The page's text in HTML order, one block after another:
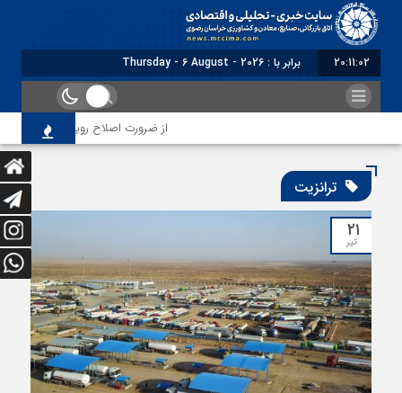
20:11:04 برابر با : Thursday - 6 August - 2026
از ضرورت اصلاح رویه‌های بازرسی تا لزوم اصلاح
ترانزیت
۲۱
تیر